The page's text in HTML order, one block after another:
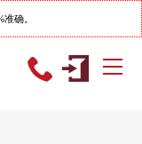
确。